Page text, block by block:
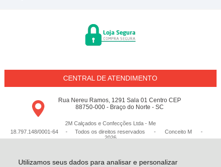
Utilizamos seus dados para analisar e personalizar
CENTRAL DE ATENDIMENTO
Rua Nereu Ramos, 1291 Sala 01 Centro CEP
88750-000 - Braço do Norte - SC
2M Calçados e Confecções Ltda - Me
18.797.148/0001-64 - Todos os direitos reservados
- Conceito M
-
2026